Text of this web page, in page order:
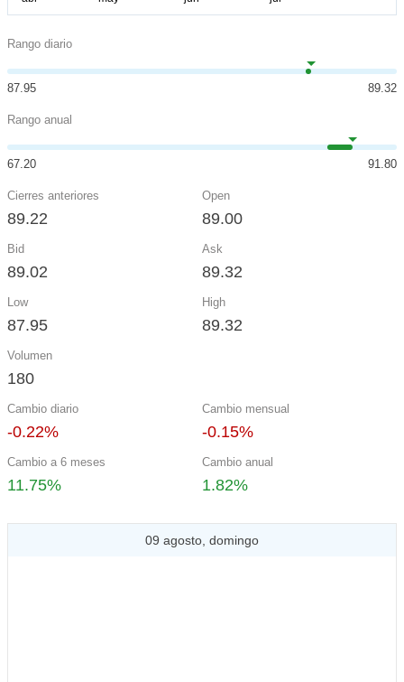
Rango diario
87.95 89.32
Rango anual
67.20 91.80
Cierres anteriores
89.22
Open
89.00
Bid
89.02
Ask
89.32
Low
87.95
High
89.32
Volumen
180
Cambio diario
-0.22%
Cambio mensual
-0.15%
Cambio a 6 meses
11.75%
Cambio anual
1.82%
09 agosto, domingo